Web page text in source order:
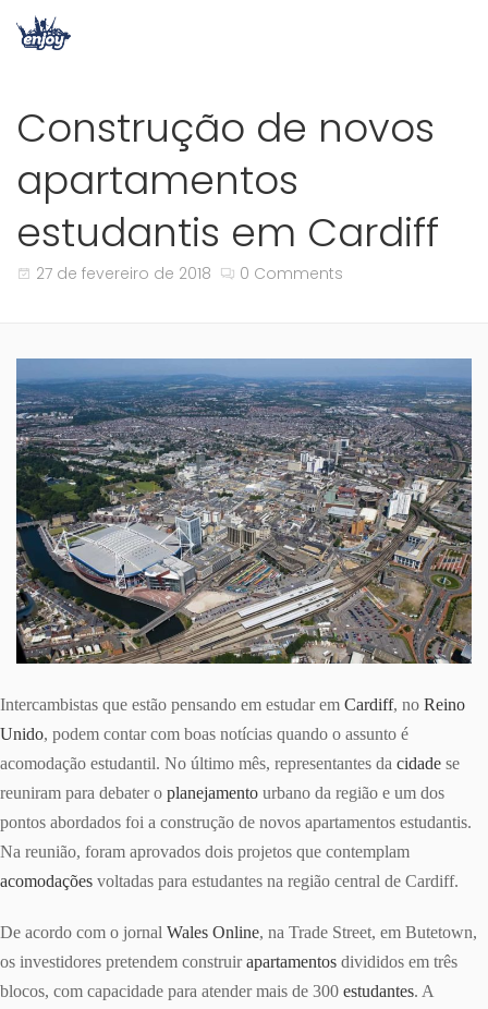
Construção de novos
apartamentos
estudantis em Cardiff
27 de fevereiro de 2018 0 Comments
Intercambistas que estão pensando em estudar em Cardiff, no Reino
Unido, podem contar com boas notícias quando o assunto é
acomodação estudantil. No último mês, representantes da cidade se
reuniram para debater o planejamento urbano da região e um dos
pontos abordados foi a construção de novos apartamentos estudantis.
Na reunião, foram aprovados dois projetos que contemplam
acomodações voltadas para estudantes na região central de Cardiff.
De acordo com o jornal Wales Online, na Trade Street, em Butetown,
os investidores pretendem construirapartamentos divididos em três
blocos, com capacidade para atender mais de 300 estudantes. A